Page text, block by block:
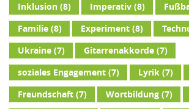
Inklusion(8) Imperativ(8)
Familie(8) Experiment(8)
Ukraine(7) Gitarrenakkorde(7)
soziales Engagement(7) Lyrik(7)
Freundschaft(7) Wortbildung(7)